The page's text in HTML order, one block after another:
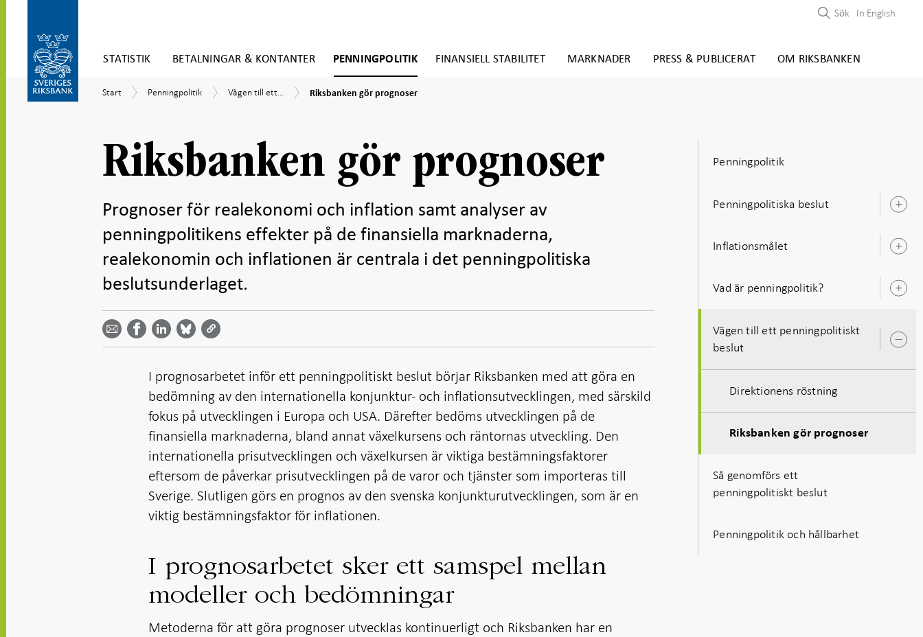
direkt
innehåll
STATISTIK BETALNINGAR & KONTANTER PENNINGPOLITIK FINANSIELL STABILITET MARKNADER PRESS & PUBLICERAT OM RIKSBANKEN
till
Sök In English
Start
Start Penningpolitik
Penningpolitik
Vägen
Vägen till ett...
Riksbanken
Riksbanken gör prognoser
Riksbanken gör prognoser
Prognoser för realekonomi och inflation samt analyser av
penningpolitikens effekter på de finansiella marknaderna,
realekonomin och inflationen är centrala i det penningpolitiska
beslutsunderlaget.
Dela
email -
Öppnas
Dela på
Facebook
- Öppnas
Dela på
LinkedIn
-
Öppnas
på
Bluesky
-
på
Twitter
-
i ny flik
I prognosarbetet inför ett penningpolitiskt beslut börjar Riksbanken med att göra en
bedömning av den internationella konjunktur- och inflationsutvecklingen, med särskild
fokus på utvecklingen i Europa och USA. Därefter bedöms utvecklingen på de
finansiella marknaderna, bland annat växelkursens och räntornas utveckling. Den
internationella prisutvecklingen och växelkursen är viktiga bestämningsfaktorer
eftersom de påverkar prisutvecklingen på de varor och tjänster som importeras till
Sverige. Slutligen görs en prognos av den svenska konjunkturutvecklingen, som är en
viktig bestämningsfaktor för inflationen.
I prognosarbetet sker ett samspel mellan
modeller och bedömningar
Metoderna för att göra prognoser utvecklas kontinuerligt och Riksbanken har en
Penningpolitik
Penningpolitiska beslut
Inflationsmålet
Vad är penningpolitik?
Vägen till ett penningpolitiskt
beslut
Direktionens röstning
Riksbanken gör prognoser
Så genomförs ett
penningpolitiskt beslut
Penningpolitik och hållbarhet